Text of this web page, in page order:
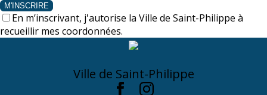
M'INSCRIRE
En m’inscrivant, j'autorise la Ville de Saint-Philippe à
recueillir mes coordonnées.
Ville de Saint-Philippe